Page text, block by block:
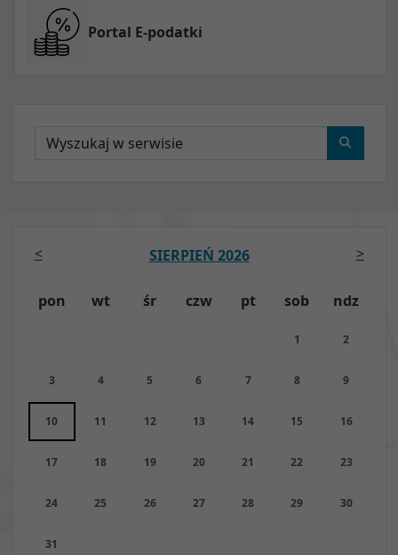
Portal E-podatki
Wyszukaj
SIERPIEŃ 2026
pon wt śr czw pt sob ndz
1 2
3 4 5 6 7 8 9
10 11 12 13 14 15 16
17 18 19 20 21 22 23
24 25 26 27 28 29 30
31
< >